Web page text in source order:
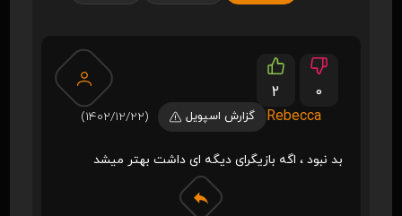
2
0
Rebecca
گزارش اسپویل (1402/12/22)
بد نبود ، اگه بازیگرای دیگه ای داشت بهتر میشد